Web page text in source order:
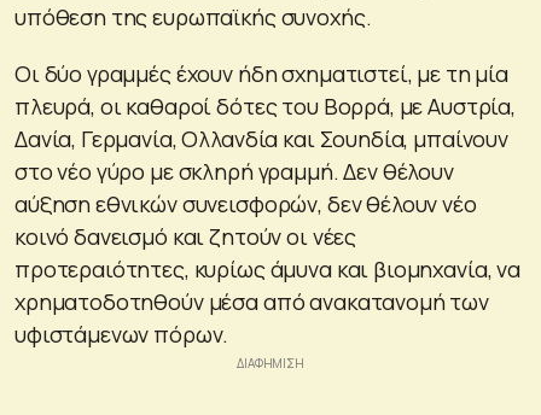
υπόθεση της ευρωπαϊκής συνοχής.
Οι δύο γραμμές έχουν ήδη σχηματιστεί, με τη μία
πλευρά, οι καθαροί δότες του Βορρά, με Αυστρία,
Δανία, Γερμανία, Ολλανδία και Σουηδία, μπαίνουν
στο νέο γύρο με σκληρή γραμμή. Δεν θέλουν
αύξηση εθνικών συνεισφορών, δεν θέλουν νέο
κοινό δανεισμό και ζητούν οι νέες
προτεραιότητες, κυρίως άμυνα και βιομηχανία, να
χρηματοδοτηθούν μέσα από ανακατανομή των
υφιστάμενων πόρων.